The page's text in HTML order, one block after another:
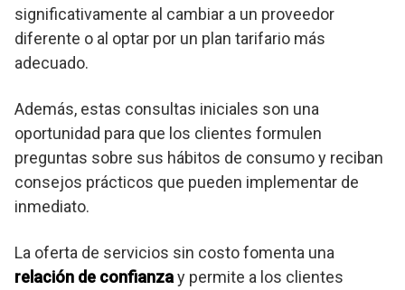
significativamente al cambiar a un proveedor
diferente o al optar por un plan tarifario más
adecuado.
Además, estas consultas iniciales son una
oportunidad para que los clientes formulen
preguntas sobre sus hábitos de consumo y reciban
consejos prácticos que pueden implementar de
inmediato.
La oferta de servicios sin costo fomenta una
relación de confianzay permite a los clientes